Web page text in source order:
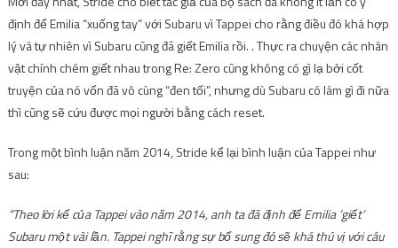
định để Emilia “xuống tay” với Subaru vì Tappei cho rằng điều đó khá hợp
lý và tự nhiên vì Subaru cũng đã giết Emilia rồi. . Thực ra chuyện các nhân
vật chính chém giết nhau trong Re: Zero cũng không có gì lạ bởi cốt
truyện của nó vốn đã vô cùng “đen tối”, nhưng dù Subaru có làm gì đi nữa
thì cũng sẽ cứu được mọi người bằng cách reset.
Trong một bình luận năm 2014, Stride kể lại bình luận của Tappei như
sau:
“Theo lời kể của Tappei vào năm 2014, anh ta đã định để Emilia ‘giết’
Subaru một vài lần. Tappei nghĩ rằng sự bổ sung đó sẽ khá thú vị với câu